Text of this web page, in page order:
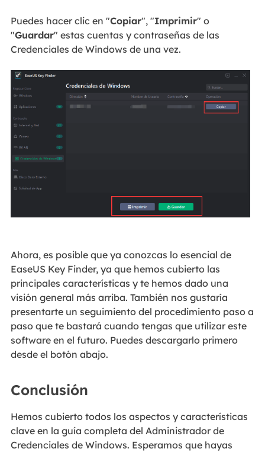
Puedes hacer clic en "Copiar", "Imprimir" o
"Guardar" estas cuentas y contraseñas de las
Credenciales de Windows de una vez.
Ahora, es posible que ya conozcas lo esencial de
EaseUS Key Finder, ya que hemos cubierto las
principales características y te hemos dado una
visión general más arriba. También nos gustaría
presentarte un seguimiento del procedimiento paso a
paso que te bastará cuando tengas que utilizar este
software en el futuro. Puedes descargarlo primero
desde el botón abajo.
Conclusión
Hemos cubierto todos los aspectos y características
clave en la guía completa del Administrador de
Credenciales de Windows. Esperamos que hayas